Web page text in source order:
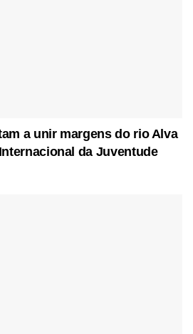
a unir margens do rio Alva
da Juventude